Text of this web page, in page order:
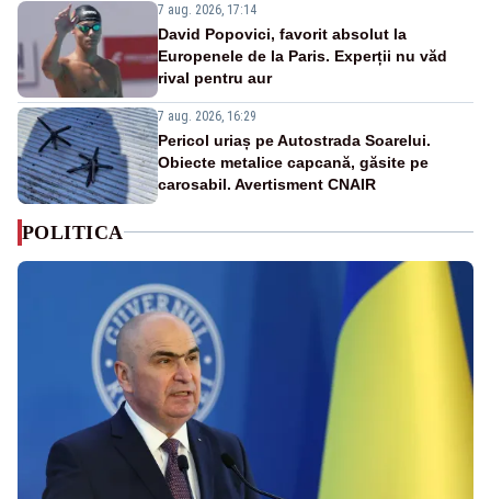
7 aug. 2026, 17:14
David Popovici, favorit absolut la
Europenele de la Paris. Experții nu văd
rival pentru aur
7 aug. 2026, 16:29
Pericol uriaș pe Autostrada Soarelui.
Obiecte metalice capcană, găsite pe
carosabil. Avertisment CNAIR
POLITICA